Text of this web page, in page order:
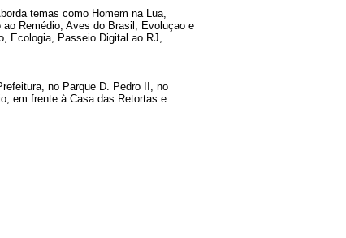
temas como Homem na Lua,
Remédio, Aves do Brasil, Evoluçao e
Ecologia, Passeio Digital ao RJ,
no Parque D. Pedro II, no
em frente à Casa das Retortas e